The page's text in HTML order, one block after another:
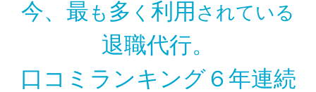
今、最 も 多 く 利用 されている
退職代行。
口コミランキング６年連続